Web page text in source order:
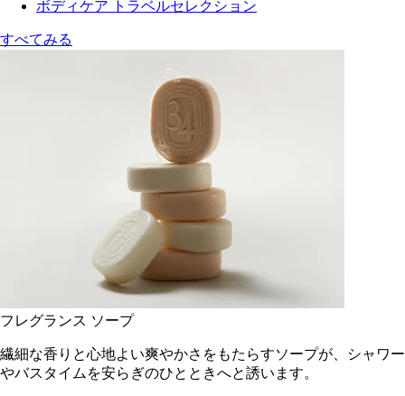
ボディケア トラベルセレクション
すべてみる
フレグランス ソープ
繊細な香りと心地よい爽やかさをもたらすソープが、シャワー
やバスタイムを安らぎのひとときへと誘います。